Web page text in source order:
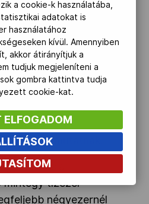
rá, hogy a 2021-es
6200 tesztet
sportolón, minek
pozitív
A párizsi tesztelés –
– olyan
„hirtelen és
javulást mutatnak.
a francia
mintegy tízezer
négyezernél
a cookie-k használatába,
adatokat is
használatához
kívül. Amennyiben
akkor átirányítjuk a
tudjuk megjeleníteni a
gombra kattintva tudja
cookie-kat.
ELFOGADOM